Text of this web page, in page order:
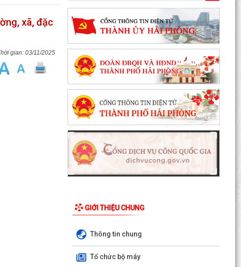
xã, đặc
03/11/2025
GIỚI THIỆU CHUNG
Thông tin chung
Tổ chức bộ máy